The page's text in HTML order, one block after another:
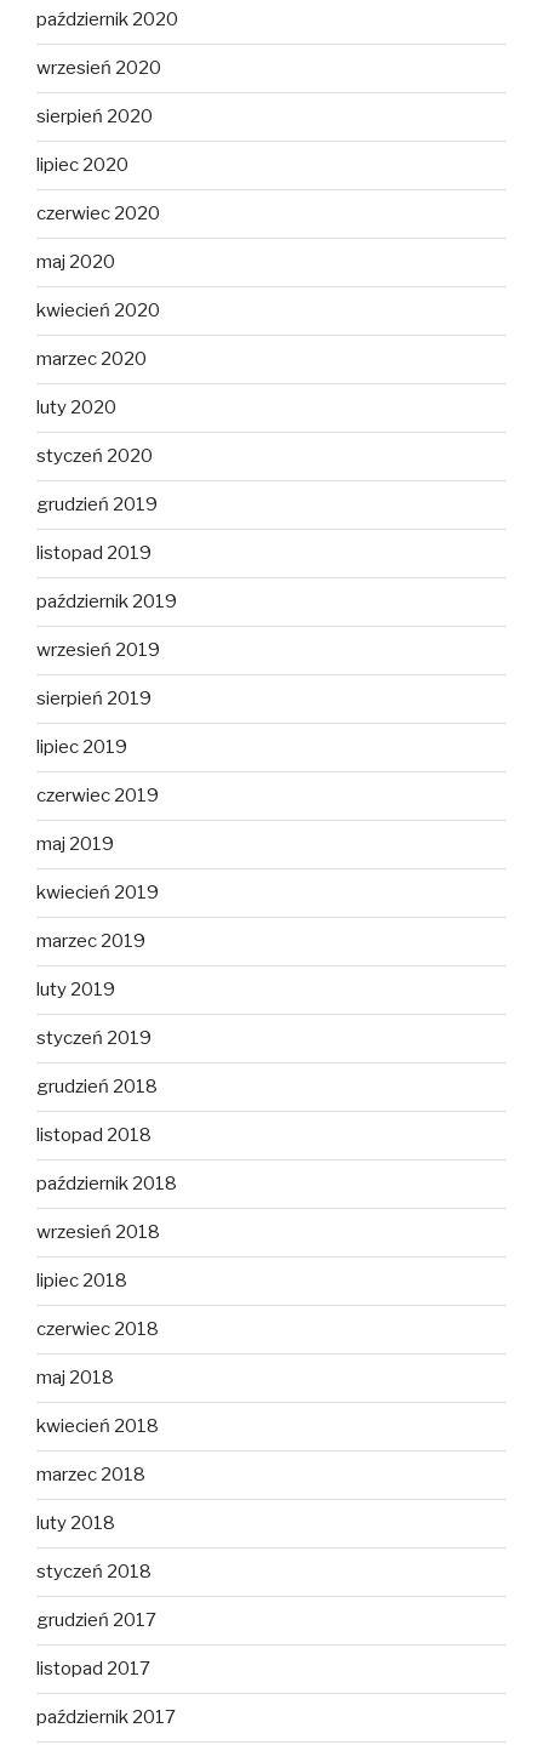
październik 2020
wrzesień 2020
sierpień 2020
lipiec 2020
czerwiec 2020
maj 2020
kwiecień 2020
marzec 2020
luty 2020
styczeń 2020
grudzień 2019
listopad 2019
październik 2019
wrzesień 2019
sierpień 2019
lipiec 2019
czerwiec 2019
maj 2019
kwiecień 2019
marzec 2019
luty 2019
styczeń 2019
grudzień 2018
listopad 2018
październik 2018
wrzesień 2018
lipiec 2018
czerwiec 2018
maj 2018
kwiecień 2018
marzec 2018
luty 2018
styczeń 2018
grudzień 2017
listopad 2017
październik 2017